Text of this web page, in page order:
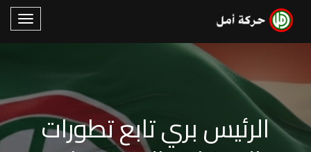
الرئيس بري تابع تطورات